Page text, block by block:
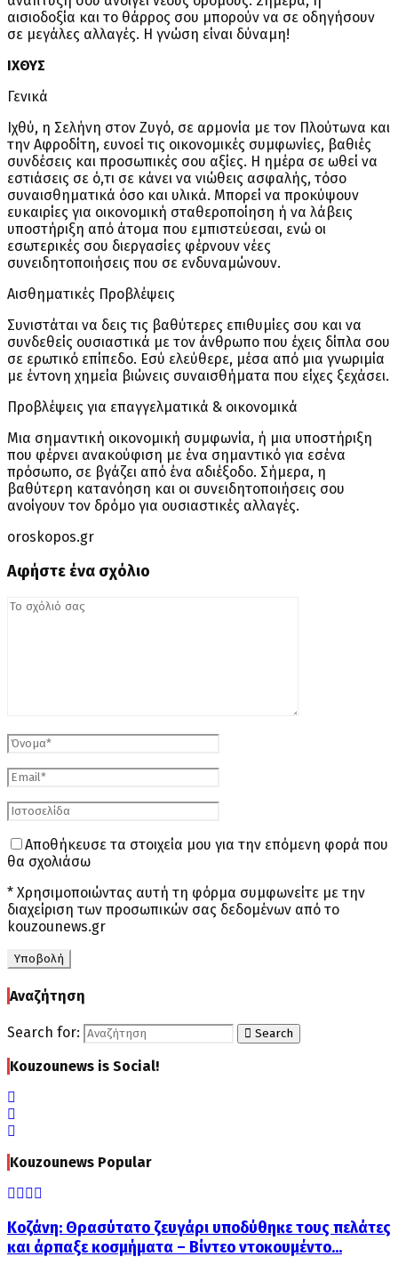
αισιοδοξία και το θάρρος σου μπορούν να σε οδηγήσουν
σε μεγάλες αλλαγές. Η γνώση είναι δύναμη!
ΙΧΘΥΣ
Γενικά
Ιχθύ, η Σελήνη στον Ζυγό, σε αρμονία με τον Πλούτωνα και
την Αφροδίτη, ευνοεί τις οικονομικές συμφωνίες, βαθιές
συνδέσεις και προσωπικές σου αξίες. Η ημέρα σε ωθεί να
εστιάσεις σε ό,τι σε κάνει να νιώθεις ασφαλής, τόσο
συναισθηματικά όσο και υλικά. Μπορεί να προκύψουν
ευκαιρίες για οικονομική σταθεροποίηση ή να λάβεις
υποστήριξη από άτομα που εμπιστεύεσαι, ενώ οι
εσωτερικές σου διεργασίες φέρνουν νέες
συνειδητοποιήσεις που σε ενδυναμώνουν.
Αισθηματικές Προβλέψεις
Συνιστάται να δεις τις βαθύτερες επιθυμίες σου και να
συνδεθείς ουσιαστικά με τον άνθρωπο που έχεις δίπλα σου
σε ερωτικό επίπεδο. Εσύ ελεύθερε, μέσα από μια γνωριμία
με έντονη χημεία βιώνεις συναισθήματα που είχες ξεχάσει.
Προβλέψεις για επαγγελματικά & οικονομικά
Μια σημαντική οικονομική συμφωνία, ή μια υποστήριξη
που φέρνει ανακούφιση με ένα σημαντικό για εσένα
πρόσωπο, σε βγάζει από ένα αδιέξοδο. Σήμερα, η
βαθύτερη κατανόηση και οι συνειδητοποιήσεις σου
ανοίγουν τον δρόμο για ουσιαστικές αλλαγές.
oroskopos.gr
Αφήστε ένα σχόλιο
Αποθήκευσε τα στοιχεία μου για την επόμενη φορά που
θα σχολιάσω
* Χρησιμοποιώντας αυτή τη φόρμα συμφωνείτε με την
διαχείριση των προσωπικών σας δεδομένων από το
kouzounews.gr
Αναζήτηση
Search for: Search
Kouzounews is Social!
Kouzounews Popular
Κοζάνη: Θρασύτατο ζευγάρι υποδύθηκε τους πελάτες
και άρπαξε κοσμήματα – Βίντεο ντοκουμέντο...